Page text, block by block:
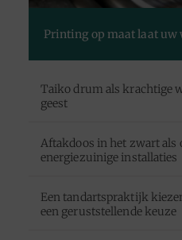
Printing op maat laat uw
Taiko drum als krachtige
geest
Aftakdoos in het zwart als
energiezuinige installaties
Een tandartspraktijk
een geruststellende keuze